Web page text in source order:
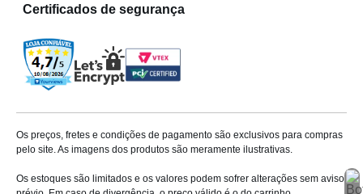
Certificados de segurança
Os preços, fretes e condições de pagamento são exclusivos para compras
pelo site. As imagens dos produtos são meramente ilustrativas.
Os estoques são limitados e os valores podem sofrer alterações sem aviso